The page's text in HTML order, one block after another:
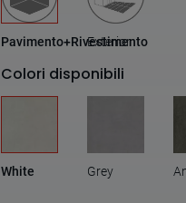
Pavimento+Rivestimento
Exterior
Colori disponibili
White Grey